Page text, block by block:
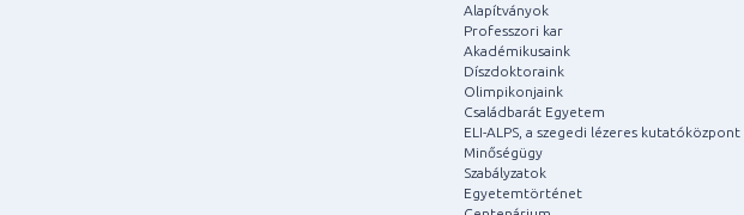
Alapítványok
Professzori kar
Akadémikusaink
Díszdoktoraink
Olimpikonjaink
Családbarát Egyetem
ELI-ALPS, a szegedi lézeres kutatóközpont
Minőségügy
Szabályzatok
Egyetemtörténet